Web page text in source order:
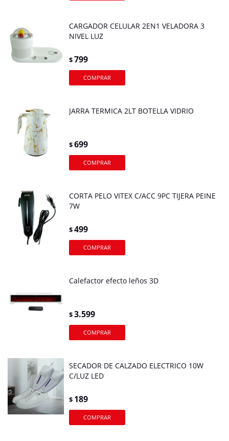
CARGADOR CELULAR 2EN1 VELADORA 3
NIVEL LUZ
$799
JARRA TERMICA 2LT BOTELLA VIDRIO
$699
CORTA PELO VITEX C/ACC 9PC TIJERA PEINE
7W
$499
Calefactor efecto leños 3D
$3.599
SECADOR DE CALZADO ELECTRICO 10W
C/LUZ LED
$ 189